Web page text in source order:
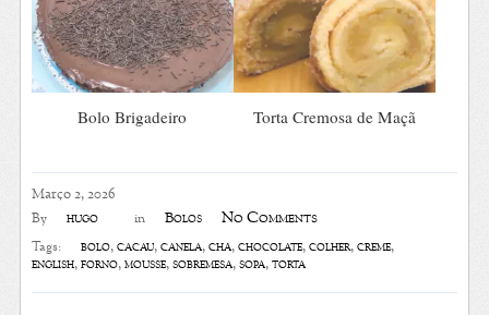
Março 2, 2026
By hugo in Bolos No Comments
Tags: bolo,cacau,canela,chá,chocolate,colher,creme,
english,forno,mousse,sobremesa,sopa,torta
Bolo Brigadeiro Torta Cremosa de Maçã